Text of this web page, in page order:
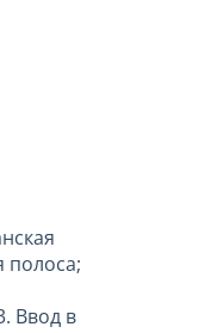
полоса;
Ввод в